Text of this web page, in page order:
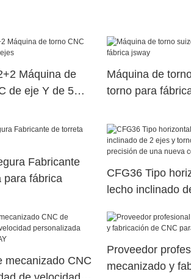
Máquina de
de eje Y de 5
Máquina de
torno para
Fabricante
para fábrica
CFG36 Tipo
lecho inclinado
una nueva
mecanizado CNC
Proveedor
mecanizado y